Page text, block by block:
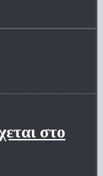
στο